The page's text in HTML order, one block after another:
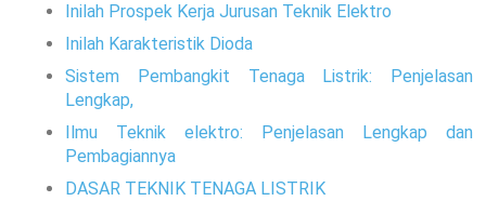
Inilah Prospek Kerja Jurusan Teknik Elektro
Inilah Karakteristik Dioda
Sistem Pembangkit Tenaga Listrik: Penjelasan
Lengkap,
Ilmu Teknik elektro: Penjelasan Lengkap dan
Pembagiannya
DASAR TEKNIK TENAGA LISTRIK